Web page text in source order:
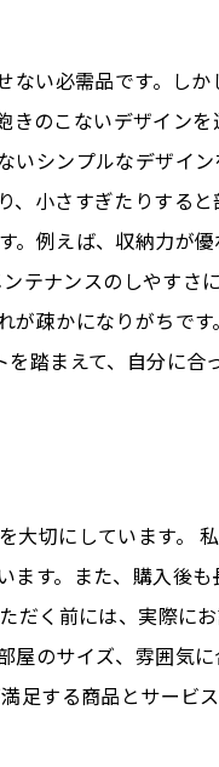
い必需品です。し
のこないデザイン
シンプルなデザイ
小さすぎたりする
。例えば、収納力が
テナンスのしやす
が疎かになりがちで
踏まえて、自分に合
切にしています。
す。また、購入後
だく前には、実際
のサイズ、雰囲気
足する商品とサー